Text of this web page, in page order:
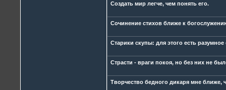
Создать мир легче, чем понять его.
Сочинение стихов ближе к
Старики скупы: для этого есть
Страсти - враги покоя, но без них не
Творчество бедного дикаря мне ближе,